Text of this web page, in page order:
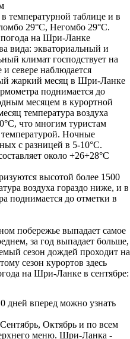
температурной таблице и в
29°C, Негомбо 29°C.
на Шри-Ланке
вида: экваториальный и
климат господствует на
севере наблюдается
жаркий месяц в Шри-Ланке
поднимается до
месяцем в курортной
температура воздуха
что многим туристам
Ночные
с разницей в 5-10°С.
около +26+28°С
высотой более 1500
воздуха гораздо ниже, и в
поднимается до отметки в
побережье выпадает самое
за год выпадает больше,
сезон дождей проходит на
сезон курортов здесь
на Шри-Ланке в сентябре:
дней вперед можно узнать
Октябрь и по всем
меню. Шри-Ланка -